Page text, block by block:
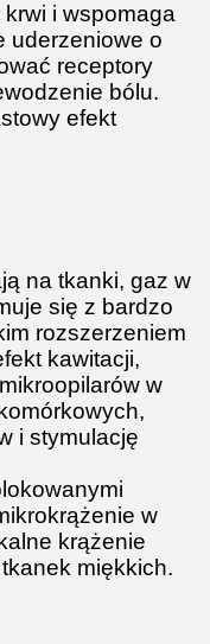
i wspomaga
uderzeniowe o
receptory
bólu.
efekt
na tkanki, gaz w
się z bardzo
rozszerzeniem
kawitacji,
w
i stymulację
w
krążenie
miękkich.